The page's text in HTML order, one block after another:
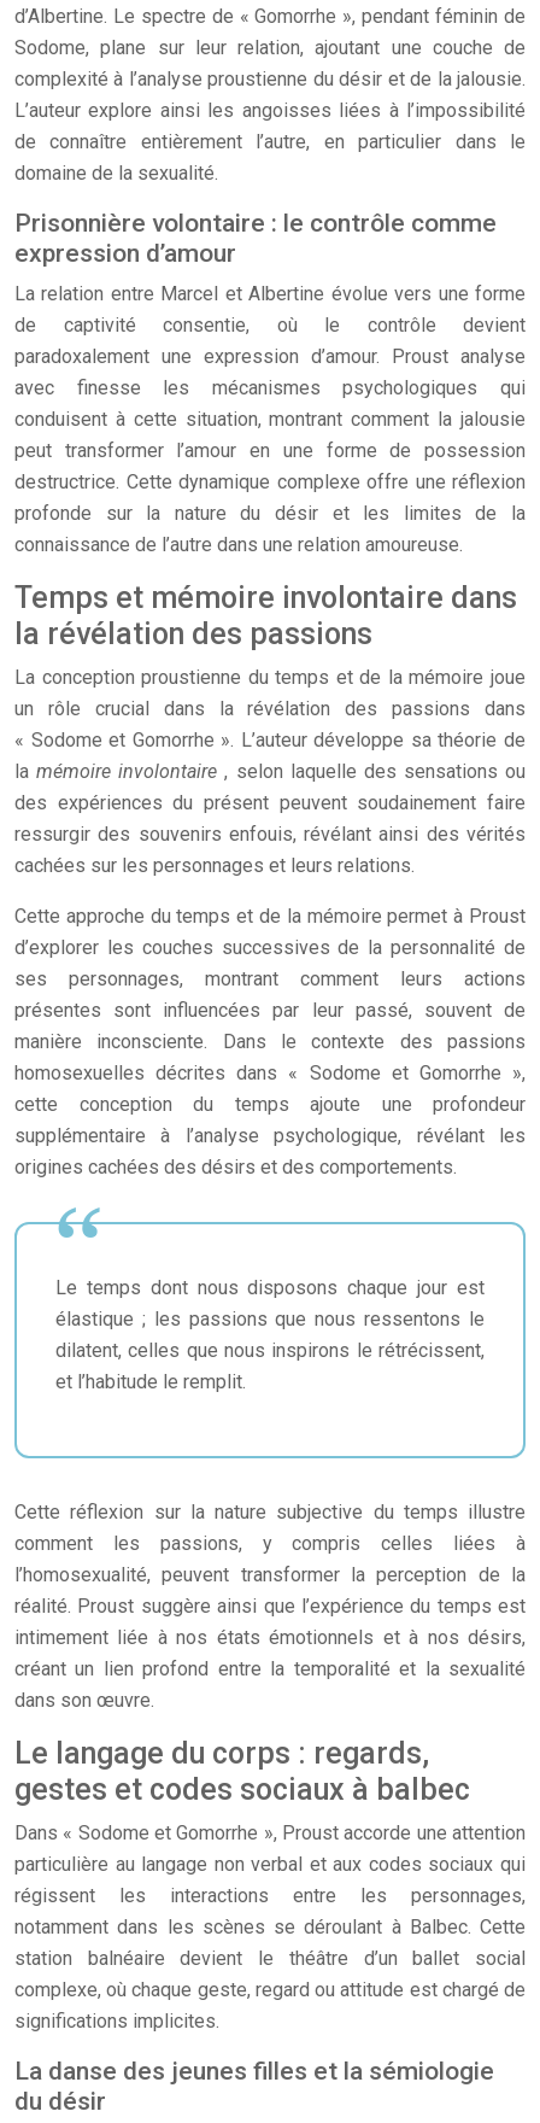
d’Albertine. Le spectre de « Gomorrhe », pendant féminin de
Sodome, plane sur leur relation, ajoutant une couche de
complexité à l’analyse proustienne du désir et de la jalousie.
L’auteur explore ainsi les angoisses liées à l’impossibilité
de connaître entièrement l’autre, en particulier dans le
domaine de la sexualité.
Prisonnière volontaire : le contrôle comme
expression d’amour
La relation entre Marcel et Albertine évolue vers une forme
de captivité consentie, où le contrôle devient
paradoxalement une expression d’amour. Proust analyse
avec finesse les mécanismes psychologiques qui
conduisent à cette situation, montrant comment la jalousie
peut transformer l’amour en une forme de possession
destructrice. Cette dynamique complexe offre une réflexion
profonde sur la nature du désir et les limites de la
connaissance de l’autre dans une relation amoureuse.
Temps et mémoire involontaire dans
la révélation des passions
La conception proustienne du temps et de la mémoire joue
un rôle crucial dans la révélation des passions dans
« Sodome et Gomorrhe ». L’auteur développe sa théorie de
lamémoire involontaire, selon laquelle des sensations ou
des expériences du présent peuvent soudainement faire
ressurgir des souvenirs enfouis, révélant ainsi des vérités
cachées sur les personnages et leurs relations.
Cette approche du temps et de la mémoire permet à Proust
d’explorer les couches successives de la personnalité de
ses personnages, montrant comment leurs actions
présentes sont influencées par leur passé, souvent de
manière inconsciente. Dans le contexte des passions
homosexuelles décrites dans « Sodome et Gomorrhe »,
cette conception du temps ajoute une profondeur
supplémentaire à l’analyse psychologique, révélant les
origines cachées des désirs et des comportements.
Le temps dont nous disposons chaque jour est
élastique ; les passions que nous ressentons le
dilatent, celles que nous inspirons le rétrécissent,
et l’habitude le remplit.
Cette réflexion sur la nature subjective du temps illustre
comment les passions, y compris celles liées à
l’homosexualité, peuvent transformer la perception de la
réalité. Proust suggère ainsi que l’expérience du temps est
intimement liée à nos états émotionnels et à nos désirs,
créant un lien profond entre la temporalité et la sexualité
dans son œuvre.
Le langage du corps : regards,
gestes et codes sociaux à balbec
Dans « Sodome et Gomorrhe », Proust accorde une attention
particulière au langage non verbal et aux codes sociaux qui
régissent les interactions entre les personnages,
notamment dans les scènes se déroulant à Balbec. Cette
station balnéaire devient le théâtre d’un ballet social
complexe, où chaque geste, regard ou attitude est chargé de
significations implicites.
La danse des jeunes filles et la sémiologie
du désir